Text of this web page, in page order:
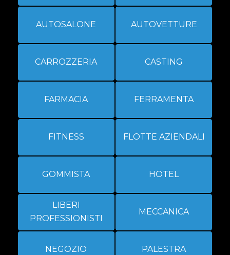
AUTOSALONE AUTOVETTURE
CARROZZERIA CASTING
FARMACIA FERRAMENTA
FITNESS FLOTTE AZIENDALI
GOMMISTA HOTEL
LIBERI
PROFESSIONISTI
MECCANICA
NEGOZIO PALESTRA